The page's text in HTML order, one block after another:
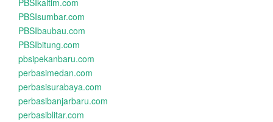
PBSIkaltim.com
PBSIsumbar.com
PBSIbaubau.com
PBSIbitung.com
pbsipekanbaru.com
perbasimedan.com
perbasisurabaya.com
perbasibanjarbaru.com
perbasiblitar.com